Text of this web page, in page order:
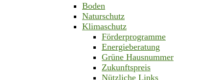
Boden
Naturschutz
Klimaschutz
Förderprogramme
Energieberatung
Grüne Hausnummer
Zukunftspreis
Nützliche Links